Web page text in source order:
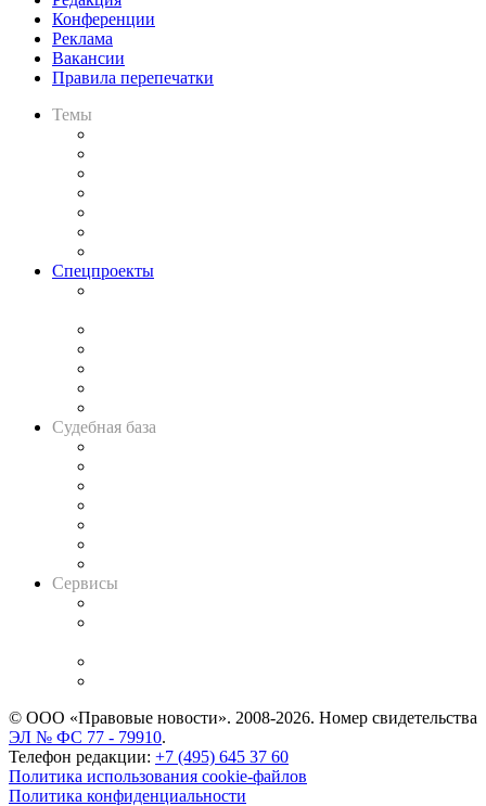
Конференции
Реклама
Вакансии
Правила перепечатки
Темы
Спецпроекты
Судебная база
Сервисы
© ООО «Правовые новости». 2008-2026. Номер свидетельства
ЭЛ № ФС 77 - 79910.
Телефон редакции: +7 (495) 645 37 60
Политика использования cookie-файлов
Политика конфиденциальности